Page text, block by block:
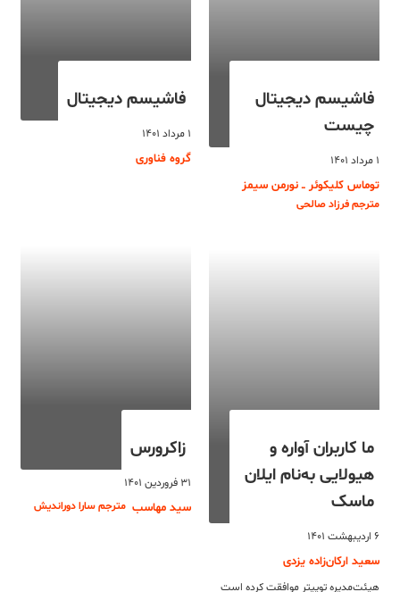
فاشیسم دیجیتال
چیست
۱ مرداد ۱۴۰۱
توماس کلیکوئر ــ نورمن سیمز
مترجم فرزاد صالحی
فاشیسم دیجیتال
۱ مرداد ۱۴۰۱
گروه فناوری
ما کاربران آواره و
هیولایی به‌نام ایلان
ماسک
۶ اردیبهشت ۱۴۰۱
سعید ارکان‌زاده یزدی
هیئت‌مدیره توییتر موافقت کرده است
زاکرورس
۳۱ فروردین ۱۴۰۱
سید مهاسب مترجم سارا دوراندیش